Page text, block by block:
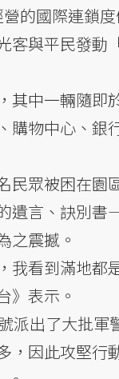
的國際連鎖
客與平民發動
其中一輛隨即
購物中心、銀
民眾被困在園
遺言、訣別
之震撼。
我看到滿地都
》表示。
派出了大批軍
，因此攻堅行